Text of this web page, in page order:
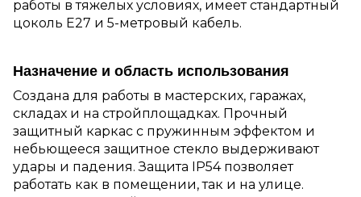
работы в тяжелых условиях, имеет стандартный
цоколь E27 и 5-метровый кабель.
Назначение и область использования
Создана для работы в мастерских, гаражах,
складах и на стройплощадках. Прочный
защитный каркас с пружинным эффектом и
небьющееся защитное стекло выдерживают
удары и падения. Защита IP54 позволяет
работать как в помещении, так и на улице.